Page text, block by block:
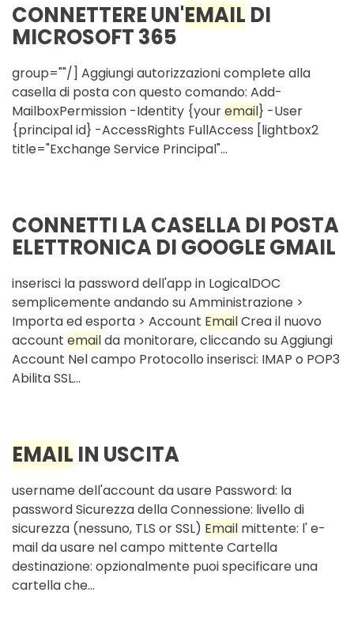
CONNETTERE UN'EMAIL DI
MICROSOFT 365
group=""/] Aggiungi autorizzazioni complete alla
casella di posta con questo comando: Add-
MailboxPermission -Identity {youremail} -User
{principal id} -AccessRights FullAccess [lightbox2
title="Exchange Service Principal"...
CONNETTI LA CASELLA DI POSTA
ELETTRONICA DI GOOGLE GMAIL
inserisci la password dell'app in LogicalDOC
semplicemente andando su Amministrazione >
Importa ed esporta > Account EmailCrea il nuovo
account emailda monitorare, cliccando su Aggiungi
Account Nel campo Protocollo inserisci: IMAP o POP3
Abilita SSL...
EMAIL IN USCITA
username dell'account da usare Password: la
password Sicurezza della Connessione: livello di
sicurezza (nessuno, TLS or SSL) Email mittente: l' e-
mail da usare nel campo mittente Cartella
destinazione: opzionalmente puoi specificare una
cartella che...